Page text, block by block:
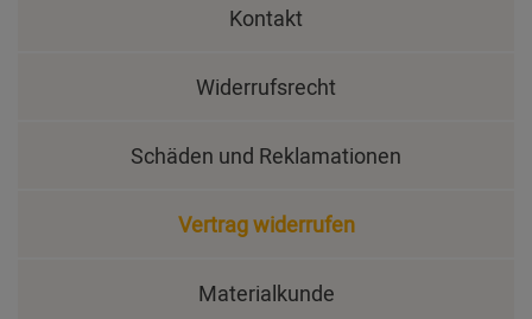
Kontakt
Widerrufsrecht
Schäden und Reklamationen
Vertrag widerrufen
Materialkunde